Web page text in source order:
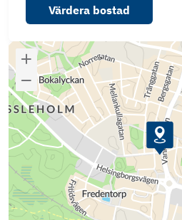
Värdera bostad